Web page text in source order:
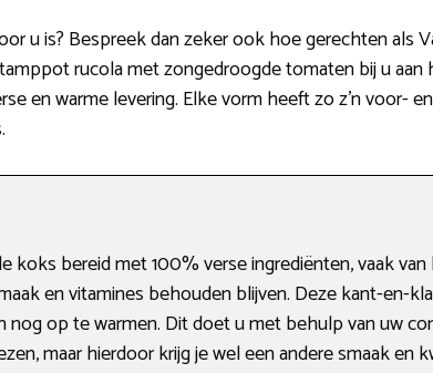
u is? Bespreek dan zeker ook hoe gerechten als
rucola met zongedroogde tomaten bij u aan
en warme levering. Elke vorm heeft zo z’n voor-
bereid met 100% verse ingrediënten, vaak
en vitamines behouden blijven. Deze kant-en-
op te warmen. Dit doet u met behulp van uw
maar hierdoor krijg je wel een andere smaak en